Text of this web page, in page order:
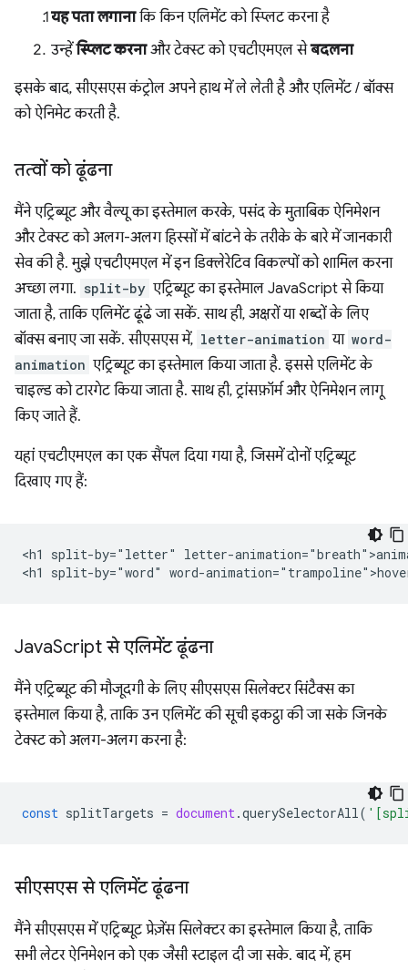
यह पता लगानाकि किन एलिमेंट को स्प्लिट करना है
उन्हेंस्प्लिट करनाऔर टेक्स्ट को एचटीएमएल सेबदलना
इसके बाद, सीएसएस कंट्रोल अपने हाथ में ले लेती है और एलिमेंट / बॉक्स
को ऐनिमेट करती है.
तत्वों को ढूंढना
मैंने एट्रिब्यूट और वैल्यू का इस्तेमाल करके, पसंद के मुताबिक ऐनिमेशन
और टेक्स्ट को अलग-अलग हिस्सों में बांटने के तरीके के बारे में जानकारी
सेव की है. मुझे एचटीएमएल में इन डिक्लेरेटिव विकल्पों को शामिल करना
अच्छा लगा. split-by एट्रिब्यूट का इस्तेमाल JavaScript से किया
जाता है, ताकि एलिमेंट ढूंढे जा सकें. साथ ही, अक्षरों या शब्दों के लिए
बॉक्स बनाए जा सकें. सीएसएस में, letter-animation या word-
animation एट्रिब्यूट का इस्तेमाल किया जाता है. इससे एलिमेंट के
चाइल्ड को टारगेट किया जाता है. साथ ही, ट्रांसफ़ॉर्म और ऐनिमेशन लागू
किए जाते हैं.
यहां एचटीएमएल का एक सैंपल दिया गया है, जिसमें दोनों एट्रिब्यूट
दिखाए गए हैं:
<h1 split-by="letter" letter-
JavaScript से एलिमेंट ढूंढना
मैंने एट्रिब्यूट की मौजूदगी के लिए सीएसएस सिलेक्टर सिंटैक्स का
इस्तेमाल किया है, ताकि उन एलिमेंट की सूची इकट्ठा की जा सके जिनके
टेक्स्ट को अलग-अलग करना है:
const splitTargets = document.querySelectorAll(
सीएसएस से एलिमेंट ढूंढना
मैंने सीएसएस में एट्रिब्यूट प्रेज़ेंस सिलेक्टर का इस्तेमाल किया है, ताकि
सभी लेटर ऐनिमेशन को एक जैसी स्टाइल दी जा सके. बाद में, हम